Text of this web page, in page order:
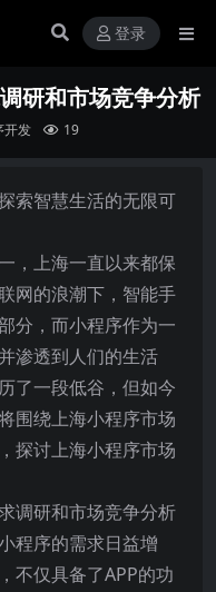
登录
研和市场竞争分析
开发 19
索智慧生活的无限可
，上海一直以来都保
网的浪潮下，智能手
分，而小程序作为一
渗透到人们的生活
了一段低谷，但如今
围绕上海小程序市场
探讨上海小程序市场
程序的需求日益增
不仅具备了APP的功